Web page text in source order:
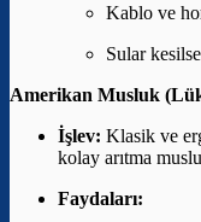
Kablo ve
Sular
Amerikan Musluk
İşlev: Klasik ve
kolay arıtma
Faydaları: